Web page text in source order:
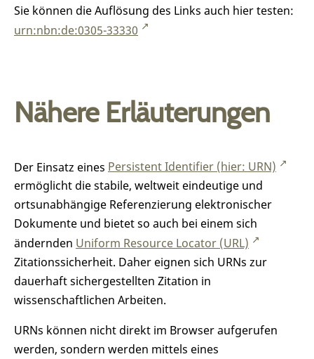
Sie können die Auflösung des Links auch hier testen:
urn:nbn:de:0305-33330
Nähere Erläuterungen
Der Einsatz eines Persistent Identifier (hier: URN)
ermöglicht die stabile, weltweit eindeutige und
ortsunabhängige Referenzierung elektronischer
Dokumente und bietet so auch bei einem sich
ändernden Uniform Resource Locator (URL)
Zitationssicherheit. Daher eignen sich URNs zur
dauerhaft sichergestellten Zitation in
wissenschaftlichen Arbeiten.
URNs können nicht direkt im Browser aufgerufen
werden, sondern werden mittels eines